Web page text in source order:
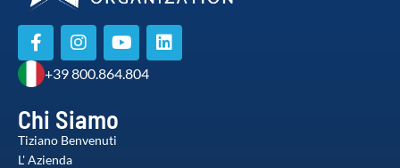
+39 800.864.804
Chi Siamo
Tiziano Benvenuti
L' Azienda